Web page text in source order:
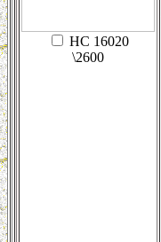
HC 16020
\2600